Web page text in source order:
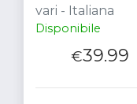
vari - Italiana
Disponibile
€39.99